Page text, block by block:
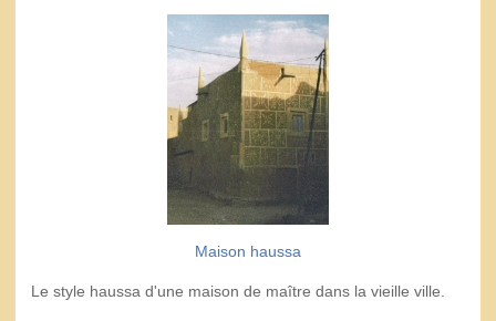
Maison haussa
Le style haussa d'une maison de maître dans la vieille ville.